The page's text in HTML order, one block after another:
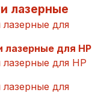
лазерные
для
для HP
для HP
для